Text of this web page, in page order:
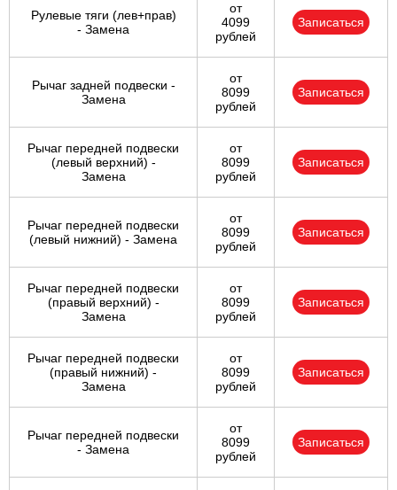
Рулевые тяги (лев+прав)
- Замена
от
4099
рублей
Записаться
Рычаг задней подвески -
Замена
от
8099
рублей
Записаться
Рычаг передней подвески
(левый верхний) -
Замена
от
8099
рублей
Записаться
Рычаг передней подвески
(левый нижний) - Замена
от
8099
рублей
Записаться
Рычаг передней подвески
(правый верхний) -
Замена
от
8099
рублей
Записаться
Рычаг передней подвески
(правый нижний) -
Замена
от
8099
рублей
Записаться
Рычаг передней подвески
- Замена
от
8099
рублей
Записаться